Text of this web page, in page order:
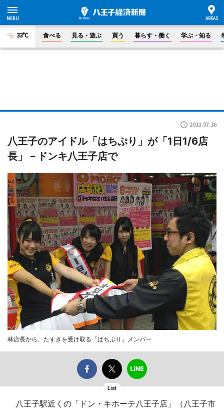
33°C 食べる 見る・遊ぶ 買う 暮らす・働く 学ぶ・知る
2013.07.16
八王子のアイドル「はちぷり」が「1日1/6店
長」－ドンキ八王子店で
林店長から、たすきを受け取る「はちぷり」メンバー
List
八王子駅近くの「ドン・キホーテ八王子店」（八王子市